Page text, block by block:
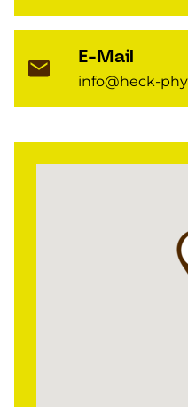
E-Mail
info@heck-